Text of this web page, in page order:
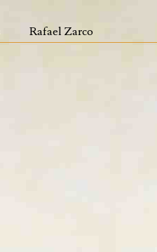
Rafael Zarco